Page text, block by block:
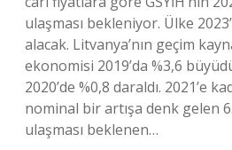
ulaşması bekleniyor. Ülke
alacak. Litvanya’nın geçim
ekonomisi 2019’da %3,6
2020’de %0,8 daraldı. 2021’e
nominal bir artışa denk gelen
ulaşması beklenen…